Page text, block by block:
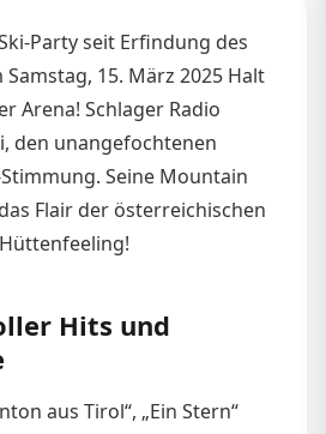
Party seit Erfindung des
15. März 2025 Halt
Arena! Schlager Radio
den unangefochtenen
Seine Mountain
Flair der österreichischen
Hits und
aus Tirol“, „Ein Stern“